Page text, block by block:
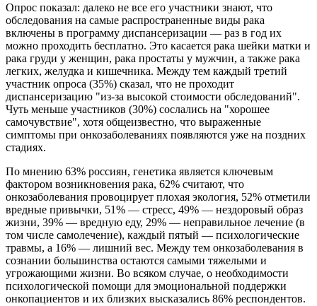
Опрос показал: далеко не все его участники знают, что
обследования на самые распространенные виды рака
включены в программу диспансеризации — раз в год их
можно проходить бесплатно. Это касается рака шейки матки и
рака груди у женщин, рака простаты у мужчин, а также рака
легких, желудка и кишечника. Между тем каждый третий
участник опроса (35%) сказал, что не проходит
диспансеризацию "из-за высокой стоимости обследований".
Чуть меньше участников (30%) сослались на "хорошее
самочувствие", хотя общеизвестно, что выраженные
симптомы при онкозаболеваниях появляются уже на поздних
стадиях.
По мнению 63% россиян, генетика является ключевым
фактором возникновения рака, 62% считают, что
онкозаболевания провоцирует плохая экология, 52% отметили
вредные привычки, 51% — стресс, 49% — нездоровый образ
жизни, 39% — вредную еду, 29% — неправильное лечение (в
том числе самолечение), каждый пятый — психологические
травмы, а 16% — лишний вес. Между тем онкозаболевания в
сознании большинства остаются самыми тяжелыми и
угрожающими жизни. Во всяком случае, о необходимости
психологической помощи для эмоциональной поддержки
онкопациентов и их близких высказались 86% респондентов.